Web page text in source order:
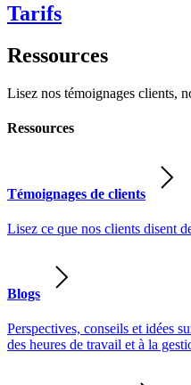
Tarifs
Ressources
Lisez nos témoignages clients,
Ressources
Témoignages de clients
Lisez ce que nos clients disent
Blogs
Perspectives, conseils et idées
des heures de travail et à la